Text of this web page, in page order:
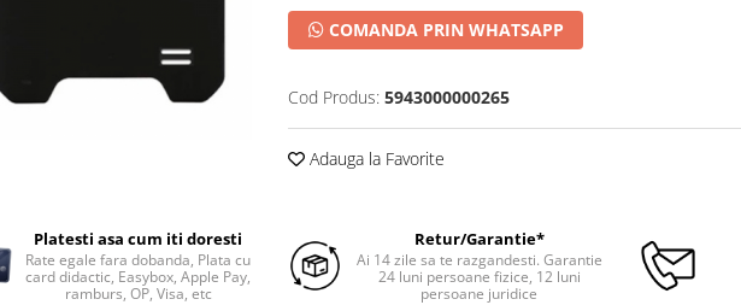
COMANDA PRIN WHATSAPP
Cod Produs: 5943000000265
Adauga la Favorite
Platesti asa cum iti doresti
Rate egale fara dobanda, Plata cu
card didactic, Easybox, Apple Pay,
ramburs, OP, Visa, etc
Retur/Garantie*
Ai 14 zile sa te razgandesti. Garantie
24 luni persoane fizice, 12 luni
persoane juridice